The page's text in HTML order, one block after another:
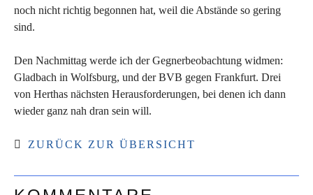
noch nicht richtig begonnen hat, weil die Abstände so gering
sind.
Den Nachmittag werde ich der Gegnerbeobachtung widmen:
Gladbach in Wolfsburg, und der BVB gegen Frankfurt. Drei
von Herthas nächsten Herausforderungen, bei denen ich dann
wieder ganz nah dran sein will.
ZURÜCK ZUR ÜBERSICHT